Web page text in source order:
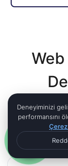
Web
Web sitesi
süreklilik
Deneyiminizi
performansını
Çerez